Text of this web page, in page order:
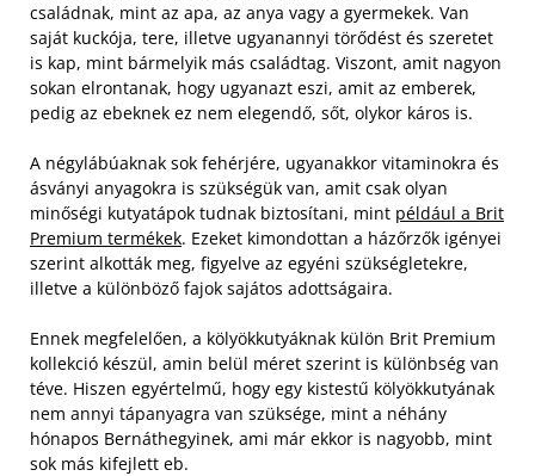
családnak, mint az apa, az anya vagy a gyermekek. Van
saját kuckója, tere, illetve ugyanannyi törődést és szeretet
is kap, mint bármelyik más családtag. Viszont, amit nagyon
sokan elrontanak, hogy ugyanazt eszi, amit az emberek,
pedig az ebeknek ez nem elegendő, sőt, olykor káros is.
A négylábúaknak sok fehérjére, ugyanakkor vitaminokra és
ásványi anyagokra is szükségük van, amit csak olyan
minőségi kutyatápok tudnak biztosítani, mint például a Brit
Premium termékek. Ezeket kimondottan a házőrzők igényei
szerint alkották meg, figyelve az egyéni szükségletekre,
illetve a különböző fajok sajátos adottságaira.
Ennek megfelelően, a kölyökkutyáknak külön Brit Premium
kollekció készül, amin belül méret szerint is különbség van
téve. Hiszen egyértelmű, hogy egy kistestű kölyökkutyának
nem annyi tápanyagra van szüksége, mint a néhány
hónapos Bernáthegyinek, ami már ekkor is nagyobb, mint
sok más kifejlett eb.